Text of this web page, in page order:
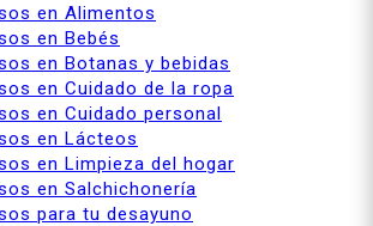
en Alimentos
en Bebés
en Botanas y bebidas
en Cuidado de la ropa
en Cuidado personal
en Lácteos
en Limpieza del hogar
en Salchichonería
para tu desayuno